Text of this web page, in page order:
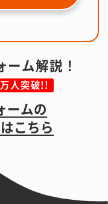
ム解説！
人突破!!
ームの
こちら